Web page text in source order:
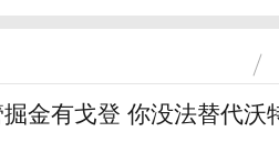
金有戈登 你没法替代沃